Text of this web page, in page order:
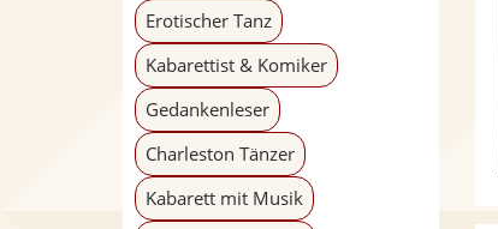
Erotischer Tanz
Kabarettist & Komiker
Gedankenleser
Charleston Tänzer
Kabarett mit Musik